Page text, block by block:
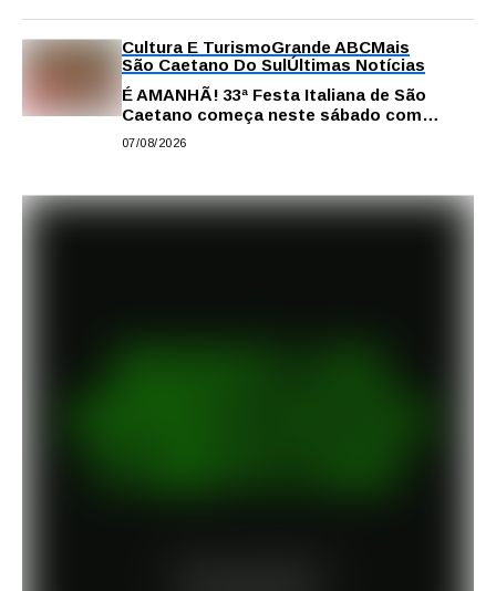
Cultura E TurismoGrande ABCMais
São Caetano Do SulÚltimas Notícias
É AMANHÃ! 33ª Festa Italiana de São
Caetano começa neste sábado com
gastronomia, música e solidariedade
07/08/2026